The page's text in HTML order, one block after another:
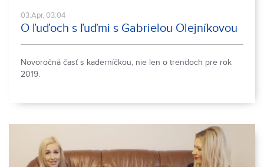
03.Apr, 03:04
O ľuďoch s ľuďmi s Gabrielou Olejníkovou
Novoročná časť s kaderníčkou, nie len o trendoch pre rok
2019.